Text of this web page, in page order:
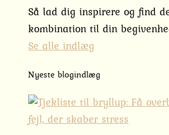
Så lad dig inspirere og find
kombination til din
Se alle indlæg
Nyeste blogindlæg